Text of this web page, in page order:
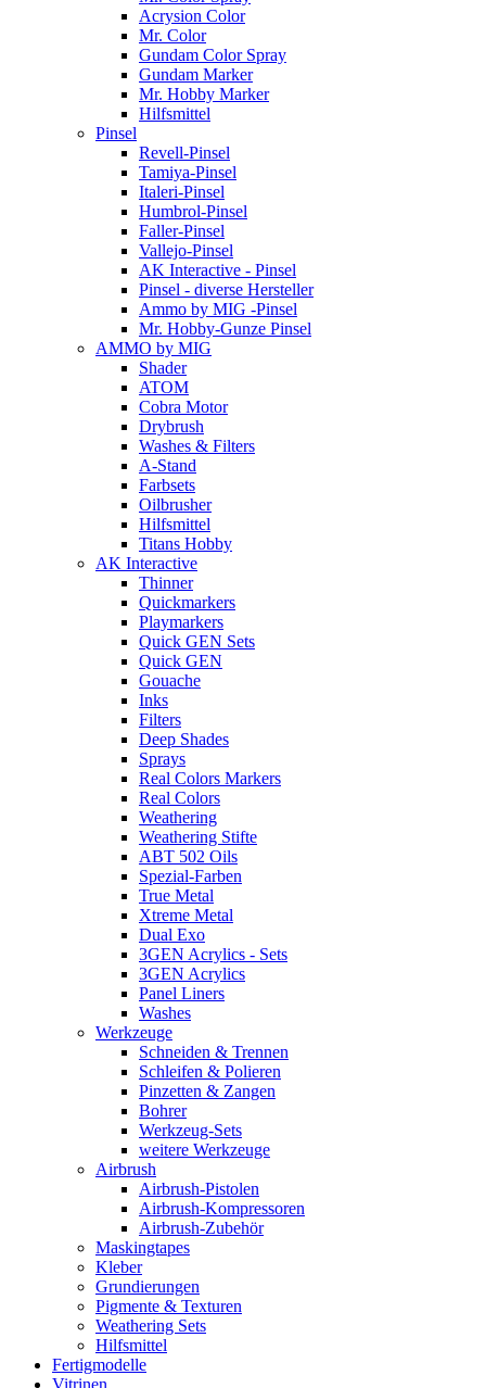
Acrysion Color
Mr. Color
Gundam Color Spray
Gundam Marker
Mr. Hobby Marker
Hilfsmittel
Pinsel
Revell-Pinsel
Tamiya-Pinsel
Italeri-Pinsel
Humbrol-Pinsel
Faller-Pinsel
Vallejo-Pinsel
AK Interactive - Pinsel
Pinsel - diverse Hersteller
Ammo by MIG -Pinsel
Mr. Hobby-Gunze Pinsel
AMMO by MIG
Shader
ATOM
Cobra Motor
Drybrush
Washes & Filters
A-Stand
Farbsets
Oilbrusher
Hilfsmittel
Titans Hobby
AK Interactive
Thinner
Quickmarkers
Playmarkers
Quick GEN Sets
Quick GEN
Gouache
Inks
Filters
Deep Shades
Sprays
Real Colors Markers
Real Colors
Weathering
Weathering Stifte
ABT 502 Oils
Spezial-Farben
True Metal
Xtreme Metal
Dual Exo
3GEN Acrylics - Sets
3GEN Acrylics
Panel Liners
Washes
Werkzeuge
Schneiden & Trennen
Schleifen & Polieren
Pinzetten & Zangen
Bohrer
Werkzeug-Sets
weitere Werkzeuge
Airbrush
Airbrush-Pistolen
Airbrush-Kompressoren
Airbrush-Zubehör
Maskingtapes
Kleber
Grundierungen
Pigmente & Texturen
Weathering Sets
Hilfsmittel
Fertigmodelle
Vitrinen